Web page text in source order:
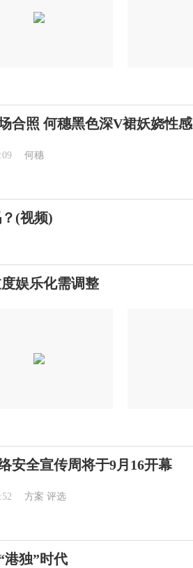
合照 何穗黑色深V裙妖娆性感
何穗
(视频)
娱乐化需调整
安全宣传周将于9月16开幕
方案 评选
港独”时代